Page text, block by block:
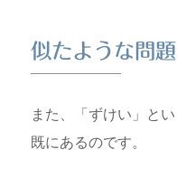
似たような問
また、「ずけい」と
既にあるのです。